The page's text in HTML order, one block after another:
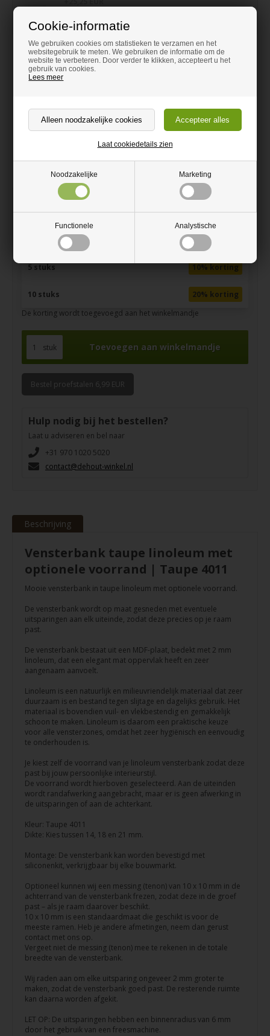
Cookie-informatie
We gebruiken cookies om statistieken te verzamen en het
websitegebruik te meten. We gebruiken de informatie om de
website te verbeteren. Door verder te klikken, accepteert u het
gebruik van cookies.
Lees meer
Noodzakelijke Marketing
Functionele Analystische
Laat cookiedetails zien
Vanaf
Kwantumkorting - De borden hoeven niet hetzelfde
formaat te hebben
5 stuks 10% korting
10 stuks
20% korting
De korting wordt toegevoegd aan het winkelmandje
stuk
Bestel proefstalen 6,99 EUR
Hulp nodig bij het bestellen?
Laat u adviseren en bel naar
+31 970 1020 5020
contact@dehout-winkel.nl
Beschrijving
Vensterbank taupe linoleum met
optionele voorrand | Taupe 4011
Mooie vensterbank in taupe linoleum met optionele voorrand.
De vensterbank wordt op maat gesneden met eventuele
uitsparingen aan elk uiteinde, zodat deze precies op je raam
past.
De vensterbank bestaat uit een MDF-plaat, bedekt met 2 mm
linoleum, dat een elegant mat oppervlak heeft en zeer
aangenaam aanvoelt.
Linoleum is een natuurlijk en milieuvriendelijk materiaal dat zeer
duurzaam is en bestand tegen slijtage en dagelijks gebruik. Het
materiaal is bovendien vuil- en vlekbestendig en gemakkelijk
schoon te maken. Linoleum is daarom een praktische keuze
voor alle vensterzones, omdat het zeer hygiënisch en eenvoudig
te onderhouden is.
Je kiest zelf de voorrand van je linoleum vensterbank zodat deze
past bij jouw persoonlijke interieurstijl.
De voorrand wordt hierboven geselecteerd. Aan de uiteinden
wordt randafwerking aangebracht, maar er is geen afwerking in
de uitsparingen of aan de achterkant.
Kleur: Taupe 4011
Dikte: Kies tussen 14, 18 en 21 mm.
Montage: De vensterbank kan worden bevestigd met
siliconenkit, verkrijgbaar bij elke bouwmarkt.
Optioneel kunnen wij een messing (tenon) van 10 x 10 mm in de
achterrand van de vensterbank frezen, zodat deze in de groef
past – als je raam daarover beschikt.
10 x 10 mm is een standaardmaat die geschikt is voor de
meeste ramen. Heb je andere afmetingen, neem dan gerust
contact met ons op.
Vergeet niet de messing (tenon) mee te rekenen in de totale
breedte van de vensterbank.
Wij raden aan om elke uitsparing ongeveer 2 mm groter te
maken, zodat de vensterbank goed past. De resterende ruimte
kan daarna worden afgekit.
LET OP: De uitsparingen hebben een binnenradius van 6 mm
door het gebruik van een freesmachine.